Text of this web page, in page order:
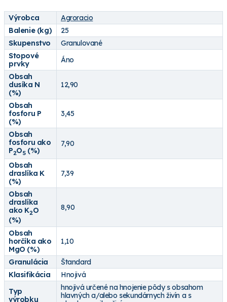
Výrobca
Agroracio
Balenie (kg)
25
Skupenstvo
Granulované
Stopové
prvky
Áno
Obsah
dusíka N
(%)
12,90
Obsah
fosforu P
(%)
3,45
Obsah
fosforu ako
P2O5(%)
7,90
Obsah
draslíka K
(%)
7,39
Obsah
draslíka
ako K2O
(%)
8,90
Obsah
horčíka ako
MgO (%)
1,10
Granulácia
Štandard
Klasifikácia
Hnojivá
Typ
výrobku
hnojivá určené na hnojenie pôdy s obsahom
hlavných a/alebo sekundárnych živín a s